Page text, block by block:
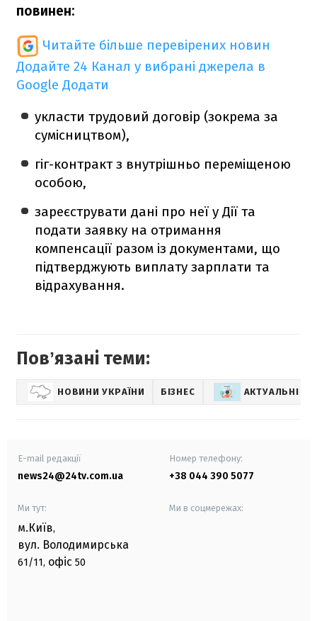
повинен:
Читайте більше перевірених новин
Додайте 24 Канал у вибрані джерела в
Google Додати
укласти трудовий договір (зокрема за
сумісництвом),
гіг-контракт з внутрішньо переміщеною
особою,
зареєструвати дані про неї у Дії та
подати заявку на отримання
компенсації разом із документами, що
підтверджують виплату зарплати та
відрахування.
Повʼязані теми:
НОВИНИ УКРАЇНИ БІЗНЕС АКТУАЛЬНІ
E-mail редакції
news24@24tv.com.ua
Номер телефону:
+38 044 390 5077
Ми тут:
м.Київ,
вул. Володимирська
61/11, офіс 50
Ми в соцмережах: